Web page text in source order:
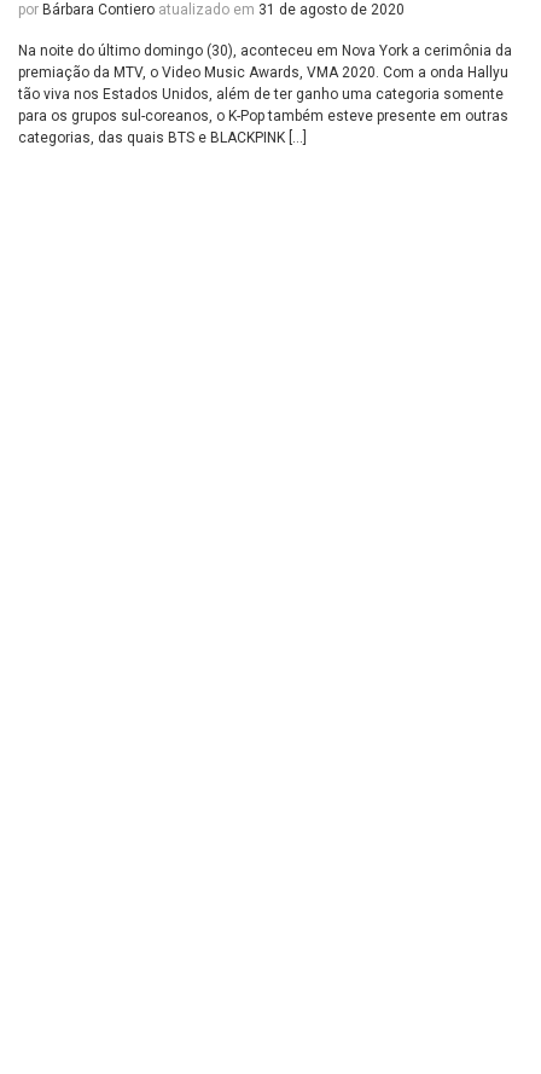
por Bárbara Contiero atualizado em 31 de agosto de 2020
Na noite do último domingo (30), aconteceu em Nova York a cerimônia da
premiação da MTV, o Video Music Awards, VMA 2020. Com a onda Hallyu
tão viva nos Estados Unidos, além de ter ganho uma categoria somente
para os grupos sul-coreanos, o K-Pop também esteve presente em outras
categorias, das quais BTS e BLACKPINK […]